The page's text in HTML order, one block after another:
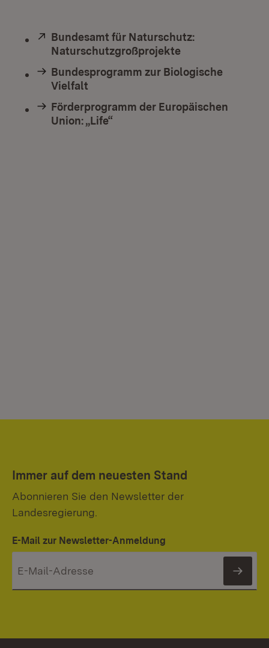
Extern:
Bundesamt für Naturschutz:
Naturschutzgroßprojekte
Bundesprogramm zur Biologische
Vielfalt
Förderprogramm der Europäischen
Union: „Life“
Immer auf dem neuesten Stand
Abonnieren Sie den Newsletter der
Landesregierung.
E-Mail zur Newsletter-Anmeldung